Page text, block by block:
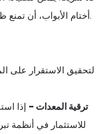
أختام الأبواب، أن تمنع ظهور العديد من المشكلات في المقام الأول.
لتحقيق الاستقرار على
1. ترقية المعدات - إذا
للاستثمار في أنظمة